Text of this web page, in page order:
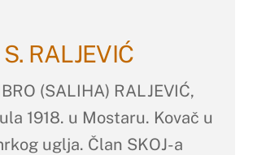
RALJEVIĆ
(SALIHA) RALJEVIĆ,
1918. u Mostaru. Kovač u
uglja. Član SKOJ-a